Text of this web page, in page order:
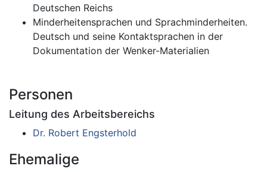
Deutschen Reichs
Minderheitensprachen und Sprachminderheiten.
Deutsch und seine Kontaktsprachen in der
Dokumentation der Wenker-Materialien
Personen
Leitung des Arbeitsbereichs
Dr. Robert Engsterhold
Ehemalige